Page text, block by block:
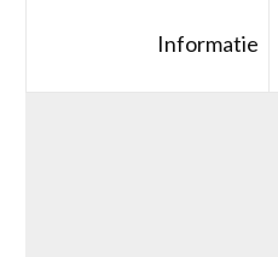
Informatie